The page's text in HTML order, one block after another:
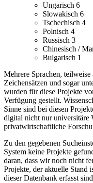
Ungarisch 6
Slowakisch 6
Tschechisch 4
Polnisch 4
Russisch 3
Chinesisch /
Bulgarisch 1
Mehrere Sprachen,
Zeichensätzen und sogar
wurden für diese Projekte
Verfügung gestellt.
Sinne sind bei diesen
digital nicht nur universitäre
privatwirtschaftliche
Zu den gegebenen
System keine Projekte
daran, dass wir noch nicht
Projekte, der aktuelle Stand
dieser Datenbank erfasst